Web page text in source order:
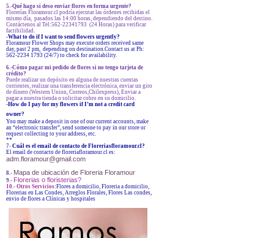
5.-Qué hago si deso enviar flores en forma urgente?
Florerías Floramour.cl podría ejecutar las órdenes recibidas el
mismo día, pasados las 14:00 horas, dependiendo del destino.
Contáctenos al Tel:562-22341793 (24 Horas) para verificar
factibilidad.
-What to do if I want to send flowers urgently?
Floramour Flower Shops may execute orders received same
day, past 2 pm, depending on destination.Contact us at Ph:
562-2234 1793 (24/7) to check for availability.
6.-Cómo pagar mi pedido de flores si no tengo tarjeta de
crédito?
Puede realizar un depósito en alguna de nuestras cuentas
corrientes, realizar una transferencia electrónica, enviar un giro
de dinero (Western Union, Correos,Chilexpress), Enviar a
pagar a nuestra tienda o solicitar cobro en su domicilio.
-How do I pay for my flowers if I’m not a credit card
owner?
You may make a deposit in one of our current accounts, make
an “electronic transfer”, send someone to pay in our store or
request collecting to your address, etc.
**
7- Cuál es el email de contacto de Floreriasfloramour.cl?
El email de contacto de floreriafloramour.cl es:
adm.floramour@gmail.com
8.- Mapa de ubicación de Floreria Floramour
9.- Florerias o floristerias?
10.- Otros Servicios:Flores a domicilio, Floreria a domicilio,
Florerias en Las Condes, Arreglos Florales, Flores Las condes,
envio de flores a Clínicas y hospitales